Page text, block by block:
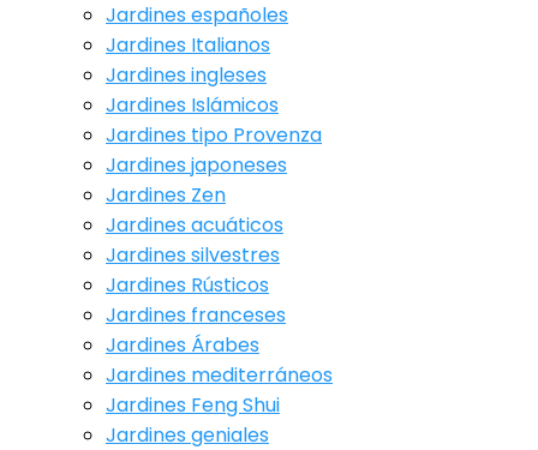
Jardines españoles
Jardines Italianos
Jardines ingleses
Jardines Islámicos
Jardines tipo Provenza
Jardines japoneses
Jardines Zen
Jardines acuáticos
Jardines silvestres
Jardines Rústicos
Jardines franceses
Jardines Árabes
Jardines mediterráneos
Jardines Feng Shui
Jardines geniales